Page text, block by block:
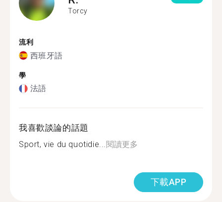
Torcy
流利
西班牙語
學
法語
我喜歡談論的話題
Sport, vie du quotidie...閱讀更多
下載APP